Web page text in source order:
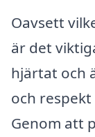
Oavsett
är det
hjärtat och
och
Genom att